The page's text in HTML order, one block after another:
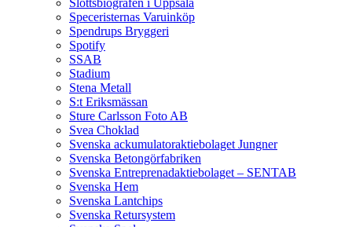
Slottsbiografen i Uppsala
Speceristernas Varuinköp
Spendrups Bryggeri
Spotify
SSAB
Stadium
Stena Metall
S:t Eriksmässan
Sture Carlsson Foto AB
Svea Choklad
Svenska ackumulatoraktiebolaget Jungner
Svenska Betongörfabriken
Svenska Entreprenadaktiebolaget – SENTAB
Svenska Hem
Svenska Lantchips
Svenska Retursystem